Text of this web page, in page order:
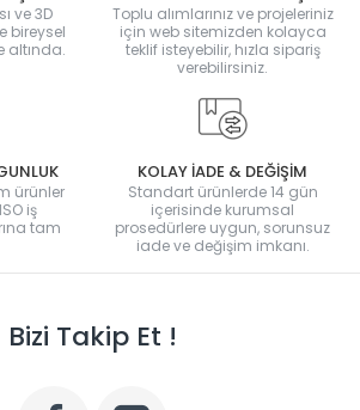
ve 3D
bireysel
altında.
Toplu alımlarınız ve projeleriniz
için web sitemizden kolayca
teklif isteyebilir, hızla sipariş
verebilirsiniz.
ürünler
iş
tam
KOLAY İADE & DEĞİŞİM
Standart ürünlerde 14 gün
içerisinde kurumsal
prosedürlere uygun, sorunsuz
iade ve değişim imkanı.
Bizi Takip Et !